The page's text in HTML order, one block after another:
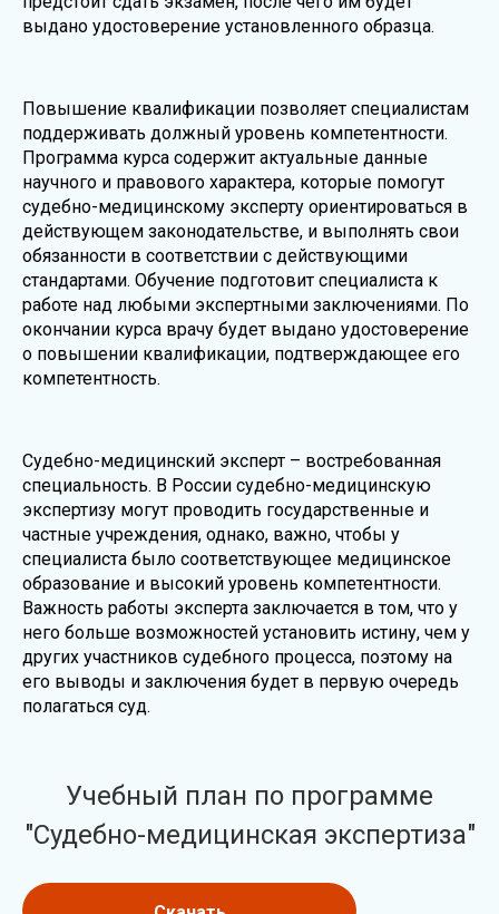
выдано удостоверение установленного образца.
Повышение квалификации позволяет специалистам
поддерживать должный уровень компетентности.
Программа курса содержит актуальные данные
научного и правового характера, которые помогут
судебно-медицинскому эксперту ориентироваться в
действующем законодательстве, и выполнять свои
обязанности в соответствии с действующими
стандартами. Обучение подготовит специалиста к
работе над любыми экспертными заключениями. По
окончании курса врачу будет выдано удостоверение
о повышении квалификации, подтверждающее его
компетентность.
Судебно-медицинский эксперт – востребованная
специальность. В России судебно-медицинскую
экспертизу могут проводить государственные и
частные учреждения, однако, важно, чтобы у
специалиста было соответствующее медицинское
образование и высокий уровень компетентности.
Важность работы эксперта заключается в том, что у
него больше возможностей установить истину, чем у
других участников судебного процесса, поэтому на
его выводы и заключения будет в первую очередь
полагаться суд.
Учебный план по программе
"Судебно-медицинская экспертиза"